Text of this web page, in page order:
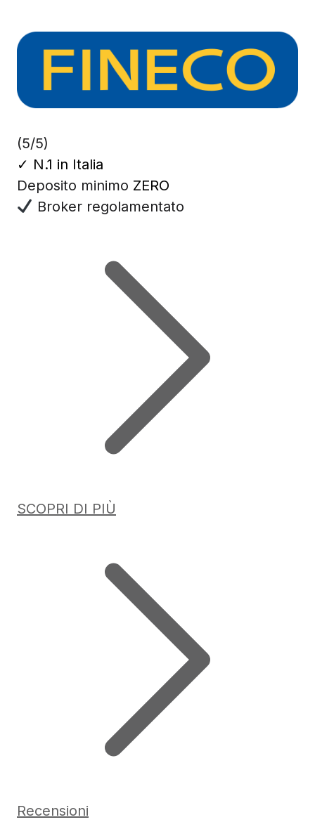
(5/5)
✓ N.1 in Italia
Deposito minimo ZERO
Broker regolamentato
SCOPRI DI PIÙ
Recensioni